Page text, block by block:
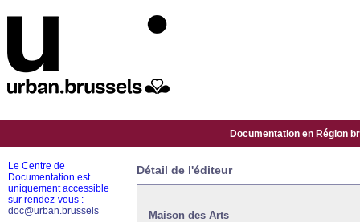
Documentation en Région
Détail de l'éditeur
Maison des Arts
Le Centre de
Documentation est
uniquement accessible
sur rendez-vous :
doc@urban.brussels